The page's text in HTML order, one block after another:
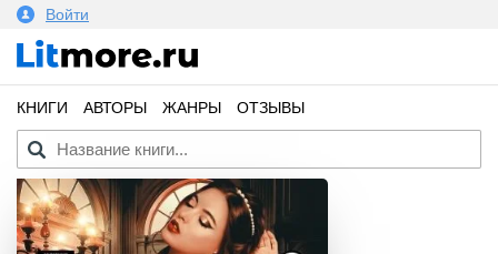
Войти
КНИГИ АВТОРЫ ЖАНРЫ ОТЗЫВЫ